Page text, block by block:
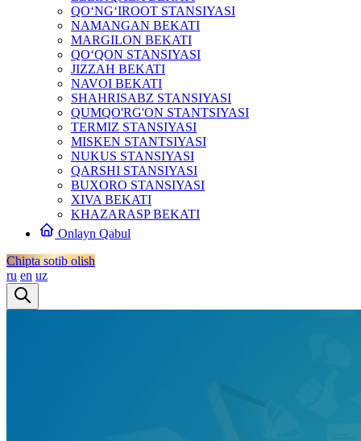
QO‘NG‘IROOT STANSIYASI
NAMANGAN BEKATI
MARGILON BEKATI
QO‘QON STANSIYASI
JIZZAH BEKATI
NAVOI BEKATI
SHAHRISABZ STANSIYASI
QUMQO'RG'ON STANTSIYASI
TERMIZ STANSIYASI
MISKEN STANTSIYASI
NUKUS STANSIYASI
QARSHI STANSIYASI
BUXORO STANSIYASI
XIVA BEKATI
KHAZARASP BEKATI
Onlayn Qabul
Chipta sotib olish
ru en uz